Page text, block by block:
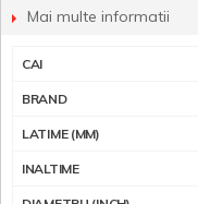
Mai multe informatii
CAI
BRAND
LATIME (MM)
INALTIME